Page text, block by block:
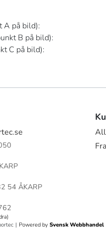
A på bild):
B på bild):
C på bild):
54 ÅKARP
| Powered by Svensk Webbhandel